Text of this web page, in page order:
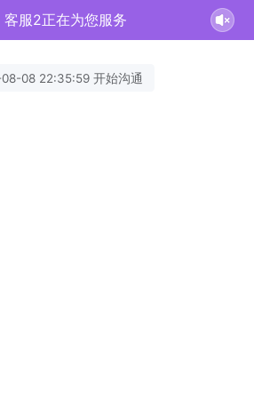
客服2正在为您服务
08 22:35:59 开始沟通